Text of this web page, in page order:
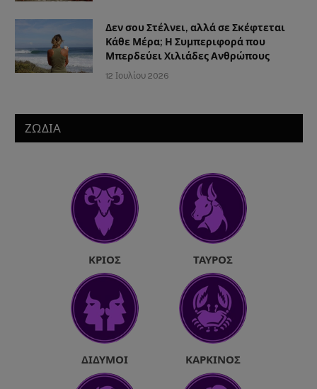
Δεν σου Στέλνει, αλλά σε Σκέφτεται
Κάθε Μέρα; Η Συμπεριφορά που
Μπερδεύει Χιλιάδες Ανθρώπους
12 Ιουλίου 2026
ΖΩΔΙΑ
ΚΡΙΌΣ ΤΑΎΡΟΣ
ΔΊΔΥΜΟΙ ΚΑΡΚΊΝΟΣ